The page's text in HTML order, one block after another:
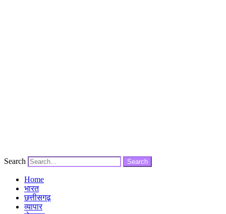
Search Search
Home
भारत
छत्तीसगढ़
व्यापार